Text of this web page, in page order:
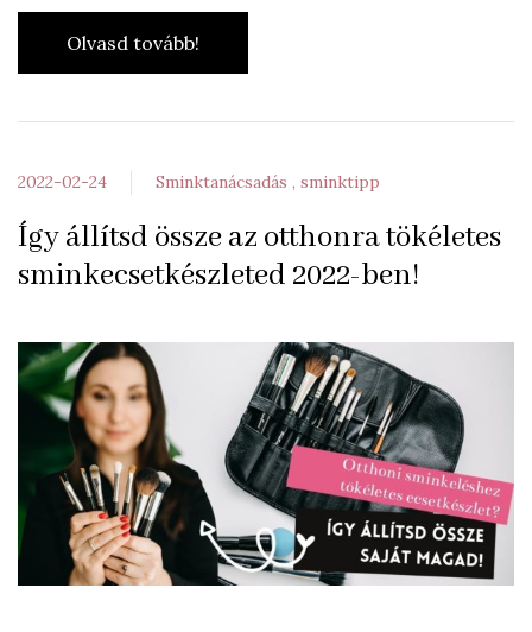
Olvasd tovább!
2022-02-24 Sminktanácsadás sminktipp
Így állítsd össze az otthonra tökéletes
sminkecsetkészleted 2022-ben!